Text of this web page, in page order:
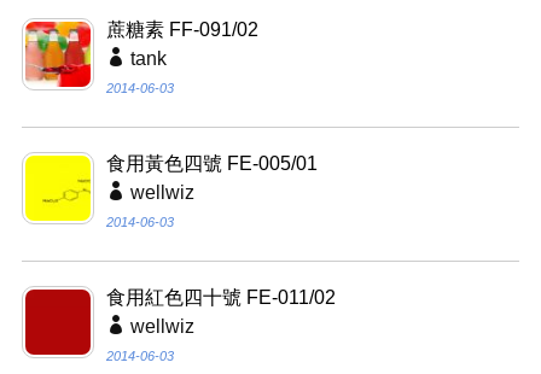
蔗糖素 FF-091/02
tank
2014-06-03
食用黃色四號 FE-005/01
wellwiz
2014-06-03
食用紅色四十號 FE-011/02
wellwiz
2014-06-03